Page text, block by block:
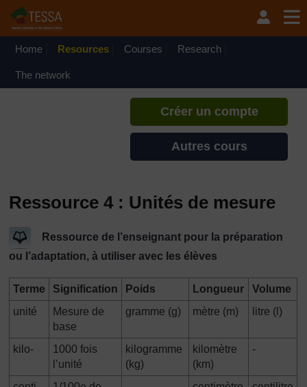
Home Resources Courses Research
The network
TESSA - Guinée Équatoriale
Si vous créez un compte, vous
pouvez établir un profil
Créer un compte
Autres cours
Ressource 4 : Unités de mesure
Ressource de l’enseignant pour la préparation
ou l’adaptation, à utiliser avec les élèves
Terme Signification Poids Longueur
Volume
unité
Mesure de
base
gramme (g) mètre (m) litre (l)
kilo-
1000 fois
l’unité
kilogramme
(kg)
kilomètre
(km)
-